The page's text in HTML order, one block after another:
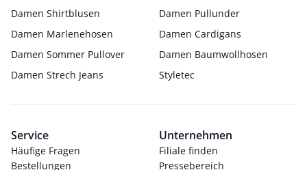
Damen Shirtblusen
Damen Pullunder
Damen Marlenehosen
Damen Cardigans
Damen Sommer Pullover
Damen Baumwollhosen
Damen Strech Jeans
Styletec
Service
Häufige Fragen
Bestellungen
Unternehmen
Filiale finden
Pressebereich